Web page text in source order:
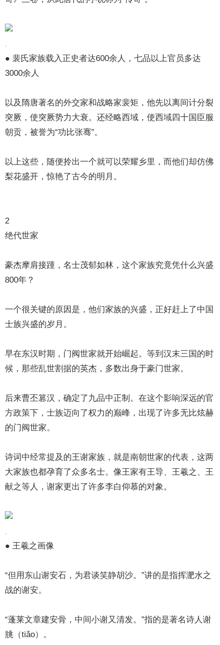
● 裴氏家族载入正史者达600余人，七品以上官员多达
3000余人
以及隋唐著名的外交家和战略家裴矩，他先以离间计分裂
突厥，使突厥势力大衰。还经略西域，使西域四十国臣服
朝贡，被誉为“功比张骞”。
以上这些，随便拎出一个就可以荣耀乡里，而他们却仿佛
梨花盛开，惊艳了古今的明月。
2
绝代世家
豪杰摩肩接踵，名士茂郁如林，这个家族究竟凭什么兴盛
800年？
一个很关键的原因是，他们家族的兴盛，正好赶上了中国
士族兴盛的岁月。
早在东汉时期，门阀世家就开始崛起。等到汉末三国的时
候，那些乱世割据的英杰，多数出身于豪门世家。
后来曹丕篡汉，确定了九品中正制。在这个影响深远的官
方政策下，士族迈向了权力的巅峰，出现了许多无比炫赫
的门阀世家。
诗词中经常提及的王谢家族，就是南朝世家的代表，这两
大家族也都孕育了众多名士。像王家有王导、王羲之、王
献之等人，谢家更出了许多李白仰慕的对象。
● 王羲之画像
“但用东山谢安石，为君谈笑静胡沙。”讲的是指挥淝水之
战的谢安。
“蓬莱文章建安骨，中间小谢又清发。”指的是著名诗人谢
朓（tiǎo）。